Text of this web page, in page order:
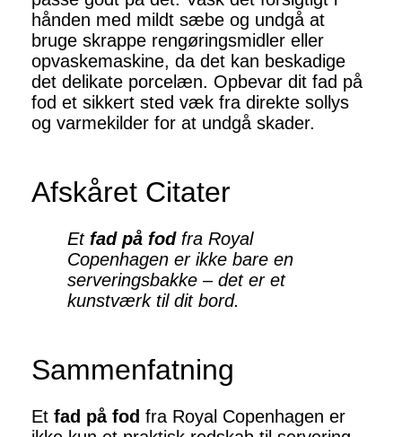
hånden med mildt sæbe og undgå at
bruge skrappe rengøringsmidler eller
opvaskemaskine, da det kan beskadige
det delikate porcelæn. Opbevar dit fad på
fod et sikkert sted væk fra direkte sollys
og varmekilder for at undgå skader.
Afskåret Citater
Et fad på fodfra Royal
Copenhagen er ikke bare en
serveringsbakke – det er et
kunstværk til dit bord.
Sammenfatning
Et fad på fod fra Royal Copenhagen er